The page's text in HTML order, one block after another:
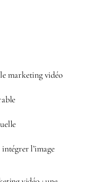
le marketing vidéo
l’image